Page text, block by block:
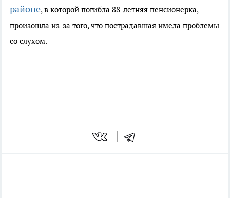
районе, в которой погибла 88-летняя пенсионерка,
произошла из-за того, что пострадавшая имела проблемы
со слухом.